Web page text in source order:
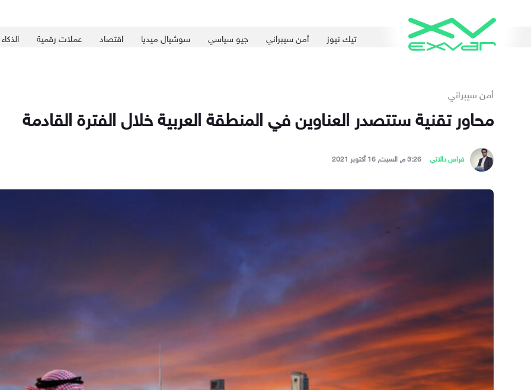
تيك نيوز أمن سيبراني جيو سياسي سوشيال ميديا اقتصاد عملات رقمية
أمن سيبراني
محاور تقنية ستتصدر العناوين في المنطقة العربية خلال الفترة القادمة
فراس دالاتي 3:26 م, السبت, 16 أكتوبر 2021